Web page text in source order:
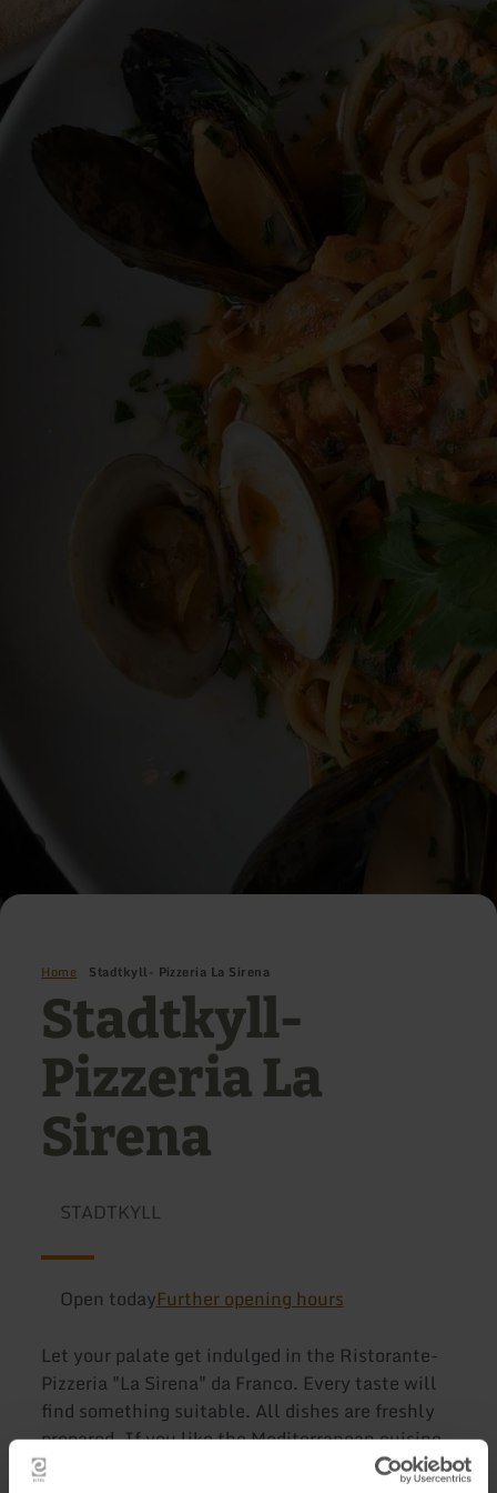
Home Stadtkyll- Pizzeria La Sirena
Stadtkyll-
Pizzeria La
Sirena
STADTKYLL
Open todayFurther opening hours
Let your palate get indulged in the Ristorante-
Pizzeria "La Sirena" da Franco. Every taste will
find something suitable. All dishes are freshly
prepared. If you like the Mediterranean cuisine,
try not only the abundant pizzas and tasty pasta